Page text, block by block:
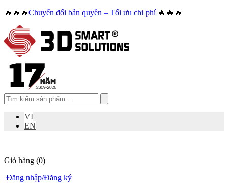
🔥🔥🔥Chuyển đổi bản quyền – Tối ưu chi phí 🔥🔥🔥
VI
EN
Giỏ hàng (0)
Đăng nhập/Đăng ký